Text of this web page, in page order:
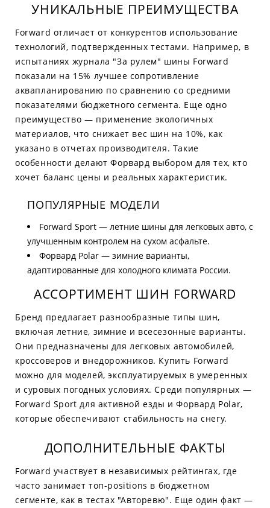
УНИКАЛЬНЫЕ ПРЕИМУЩЕСТВА
Forward отличает от конкурентов использование
технологий, подтвержденных тестами. Например, в
испытаниях журнала "За рулем" шины Forward
показали на 15% лучшее сопротивление
аквапланированию по сравнению со средними
показателями бюджетного сегмента. Еще одно
преимущество — применение экологичных
материалов, что снижает вес шин на 10%, как
указано в отчетах производителя. Такие
особенности делают Форвард выбором для тех, кто
хочет баланс цены и реальных характеристик.
ПОПУЛЯРНЫЕ МОДЕЛИ
Forward Sport — летние шины для легковых авто, с
улучшенным контролем на сухом асфальте.
Форвард Polar — зимние варианты,
адаптированные для холодного климата России.
АССОРТИМЕНТ ШИН FORWARD
Бренд предлагает разнообразные типы шин,
включая летние, зимние и всесезонные варианты.
Они предназначены для легковых автомобилей,
кроссоверов и внедорожников. Купить Forward
можно для моделей, эксплуатируемых в умеренных
и суровых погодных условиях. Среди популярных —
Forward Sport для активной езды и Форвард Polar,
которые обеспечивают стабильность на снегу.
ДОПОЛНИТЕЛЬНЫЕ ФАКТЫ
Forward участвует в независимых рейтингах, где
часто занимает топ-positions в бюджетном
сегменте, как в тестах "Авторевю". Еще один факт —